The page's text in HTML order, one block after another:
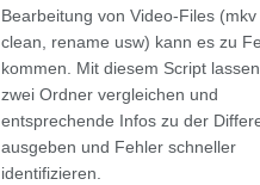
Bearbeitung von Video-Files (mkv
clean, rename usw) kann es zu
kommen. Mit diesem Script
zwei Ordner vergleichen und
entsprechende Infos zu der
ausgeben und Fehler schneller
identifizieren.